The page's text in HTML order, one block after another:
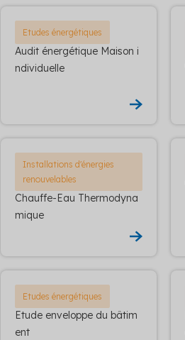
Etudes énergétiques
Audit énergétique Maison i
ndividuelle
Installations d'énergies
renouvelables
Chauffe-Eau Thermodyna
mique
Etudes énergétiques
Etude enveloppe du bâtim
ent